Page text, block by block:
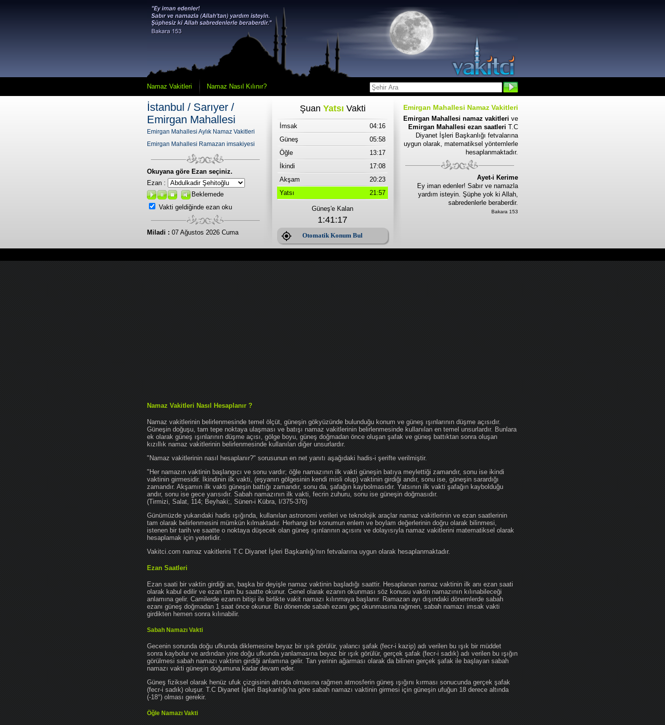
Namaz Vakitleri Namaz Nasıl Kılınır?
İstanbul / Sarıyer /
Emirgan Mahallesi
Emirgan Mahallesi Aylık Namaz Vakitleri
Emirgan Mahallesi Ramazan imsakiyesi
Okuyana göre Ezan seçiniz.
Ezan :
Beklemede
Vakti geldiğinde ezan oku
Miladi : 07 Ağustos 2026 Cuma
Şuan Yatsı Vakti
İmsak
04:16
Güneş
05:58
Öğle
13:17
İkindi
17:08
Akşam
20:23
Yatsı
21:57
Güneş'e Kalan
1:41:17
Otomatik Konum Bul
Emirgan Mahallesi Namaz Vakitleri
Emirgan Mahallesi namaz vakitleri ve
Emirgan Mahallesi ezan saatleri T.C
Diyanet İşleri Başkanlığı fetvalarına
uygun olarak, matematiksel yöntemlerle
hesaplanmaktadır.
Ayet-i Kerime
Ey iman edenler! Sabır ve namazla
yardım isteyin. Şüphe yok ki Allah,
sabredenlerle beraberdir.
Bakara 153
Namaz Vakitleri Nasıl Hesaplanır ?
Namaz vakitlerinin belirlenmesinde temel ölçüt, güneşin gökyüzünde bulunduğu konum ve güneş ışınlarının düşme açısıdır.
Güneşin doğuşu, tam tepe noktaya ulaşması ve batışı namaz vakitlerinin belirlenmesinde kullanılan en temel unsurlardır. Bunlara
ek olarak güneş ışınlarının düşme açısı, gölge boyu, güneş doğmadan önce oluşan şafak ve güneş battıktan sonra oluşan
kızıllık namaz vakitlerinin belirlenmesinde kullanılan diğer unsurlardır.
"Namaz vakitlerinin nasıl hesaplanır?" sorusunun en net yanıtı aşağıdaki hadis-i şerifte verilmiştir.
"Her namazın vaktinin başlangıcı ve sonu vardır; öğle namazının ilk vakti güneşin batıya meylettiği zamandır, sonu ise ikindi
vaktinin girmesidir. İkindinin ilk vakti, (eşyanın gölgesinin kendi misli olup) vaktinin girdiği andır, sonu ise, güneşin sarardığı
zamandır. Akşamın ilk vakti güneşin battığı zamandır, sonu da, şafağın kaybolmasıdır. Yatsının ilk vakti şafağın kaybolduğu
andır, sonu ise gece yarısıdır. Sabah namazının ilk vakti, fecrin zuhuru, sonu ise güneşin doğmasıdır.
(Tirmizi, Salat, 114; Beyhaki;, Sünen-i Kübra, I/375-376)
Günümüzde yukarıdaki hadis ışığında, kullanılan astronomi verileri ve teknolojik araçlar namaz vakitlerinin ve ezan saatlerinin
tam olarak belirlenmesini mümkün kılmaktadır. Herhangi bir konumun enlem ve boylam değerlerinin doğru olarak bilinmesi,
istenen bir tarih ve saatte o noktaya düşecek olan güneş ışınlarının açısını ve dolayısıyla namaz vakitlerini matematiksel olarak
hesaplamak için yeterlidir.
Vakitci.com namaz vakitlerini T.C Diyanet İşleri Başkanlığı'nın fetvalarına uygun olarak hesaplanmaktadır.
Ezan Saatleri
Ezan saati bir vaktin girdiği an, başka bir deyişle namaz vaktinin başladığı saattir. Hesaplanan namaz vaktinin ilk anı ezan saati
olarak kabul edilir ve ezan tam bu saatte okunur. Genel olarak ezanın okunması söz konusu vaktin namazının kılınabileceği
anlamına gelir. Camilerde ezanın bitişi ile birlikte vakit namazı kılınmaya başlanır. Ramazan ayı dışındaki dönemlerde sabah
ezanı güneş doğmadan 1 saat önce okunur. Bu dönemde sabah ezanı geç okunmasına rağmen, sabah namazı imsak vakti
girdikten hemen sonra kılınabilir.
Sabah Namazı Vakti
Gecenin sonunda doğu ufkunda diklemesine beyaz bir ışık görülür, yalancı şafak (fecr-i kazip) adı verilen bu ışık bir müddet
sonra kaybolur ve ardından yine doğu ufkunda yanlamasına beyaz bir ışık görülür, gerçek şafak (fecr-i sadık) adı verilen bu ışığın
görülmesi sabah namazı vaktinin girdiği anlamına gelir. Tan yerinin ağarması olarak da bilinen gerçek şafak ile başlayan sabah
namazı vakti güneşin doğumuna kadar devam eder.
Güneş fiziksel olarak henüz ufuk çizgisinin altında olmasına rağmen atmosferin güneş ışığını kırması sonucunda gerçek şafak
(fecr-i sadık) oluşur. T.C Diyanet İşleri Başkanlığı'na göre sabah namazı vaktinin girmesi için güneşin ufuğun 18 derece altında
(-18°) olması gerekir.
Öğle Namazı Vakti